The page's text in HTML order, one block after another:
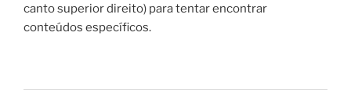
canto superior direito) para tentar encontrar
conteúdos específicos.